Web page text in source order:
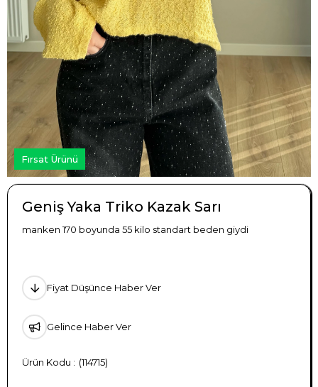
Fırsat Ürünü
Geniş Yaka Triko Kazak Sarı
manken 170 boyunda 55 kilo standart beden giydi
Fiyat Düşünce Haber Ver
Gelince Haber Ver
(114715)